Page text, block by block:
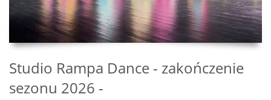
Video
Studio Rampa Dance - zakończenie
sezonu 2026 -